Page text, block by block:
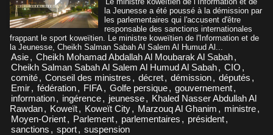
la Jeunesse a été poussé à la démission par
les parlementaires qui l'accusent d'être
responsable des sanctions internationales
frappant le sport koweïtien. Le ministre koweïtien de l'Information et de
la Jeunesse, Cheikh Salman Sabah Al Salem Al Humud Al...
Asie, Cheikh Mohamad Abdallah Al Moubarak Al Sabah,
Cheikh Salman Sabah Al Salem Al Humud Al Sabah, CIO ,
comité, Conseil des ministres , décret, démission, députés ,
Emir, fédération, FIFA, Golfe persique, gouvernement,
information, ingérence, jeunesse, Khaled Nasser Abdullah Al
Rawdan, Koweït, Koweït City, Marzouq Al Ghanim , ministre,
Moyen-Orient, Parlement, parlementaires , président,
sanctions , sport, suspension